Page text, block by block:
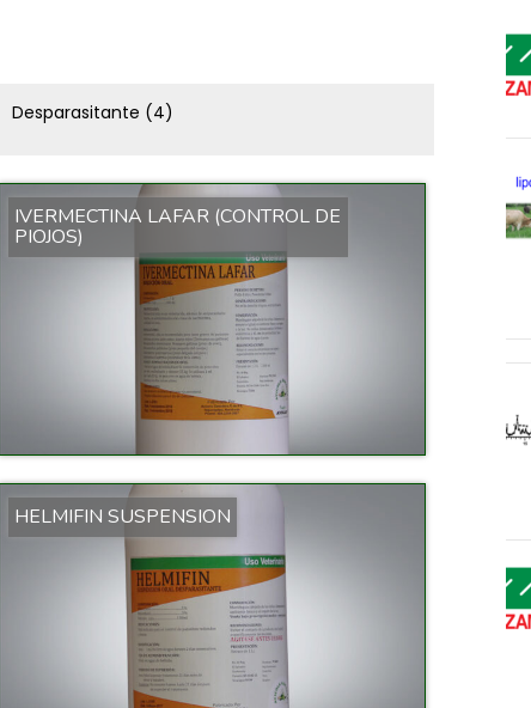
Desparasitante (4)
IVERMECTINA LAFAR (CONTROL DE
PIOJOS)
HELMIFIN SUSPENSION